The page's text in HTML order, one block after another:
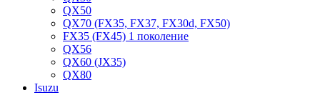
QX50
QX70 (FX35, FX37, FX30d, FX50)
FX35 (FX45) 1 поколение
QX56
QX60 (JX35)
QX80
Isuzu